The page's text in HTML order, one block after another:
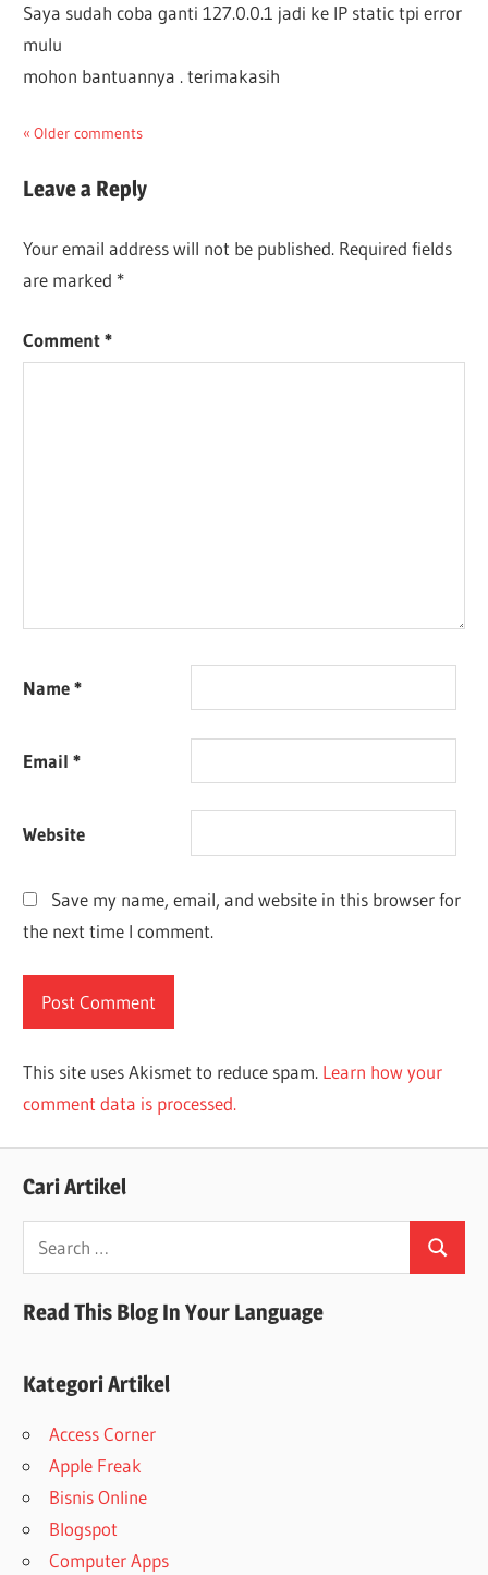
Saya sudah coba ganti 127.0.0.1 jadi ke IP static tpi error
mulu
mohon bantuannya . terimakasih
Comments
navigation
Older comments
Leave a Reply
Your email address will not be published. Required fields
are marked *
Comment*
Name*
Email*
Website
Save my name, email, and website in this browser for
the next time I comment.
This site uses Akismet to reduce spam. Learn how your
comment data is processed.
Cari Artikel
Search
for:
Search
Read This Blog In Your Language
Kategori Artikel
Access Corner
Apple Freak
Bisnis Online
Blogspot
Computer Apps